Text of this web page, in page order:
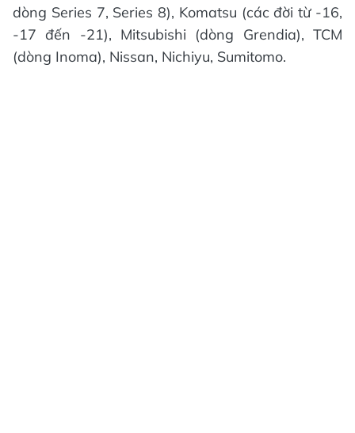
dòng Series 7, Series 8), Komatsu (các đời từ -16,
-17 đến -21), Mitsubishi (dòng Grendia), TCM
(dòng Inoma), Nissan, Nichiyu, Sumitomo.